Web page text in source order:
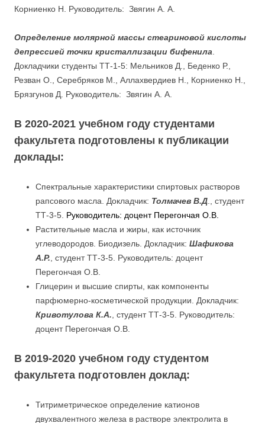
Корниенко Н. Руководитель: Звягин А. А.
Определение молярной массы стеариновой кислоты
депрессией точки кристаллизации бифенила
Докладчики студенты ТТ-1-5: Мельников Д., Беденко Р.,
Резван О., Серебряков М., Аллахвердиев Н., Корниенко Н.,
Брязгунов Д. Руководитель: Звягин А. А.
В 2020-2021 учебном году студентами
факультета подготовлены к публикации
доклады:
Спектральные характеристики спиртовых растворов
рапсового масла. Докладчик: Толмачев В.Д ., студент
ТТ-3-5. Руководитель: доцент Перегончая О.В.
Растительные масла и жиры, как источник
углеводородов. Биодизель. Докладчик: Шафикова
А.Р. , студент ТТ-3-5. Руководитель: доцент
Перегончая О.В.
Глицерин и высшие спирты, как компоненты
парфюмерно-косметической продукции. Докладчик:
Кривотулова К.А. , студент ТТ-3-5. Руководитель:
доцент Перегончая О.В.
В 2019-2020 учебном году студентом
факультета подготовлен доклад:
Титриметрическое определение катионов
двухвалентного железа в растворе электролита в